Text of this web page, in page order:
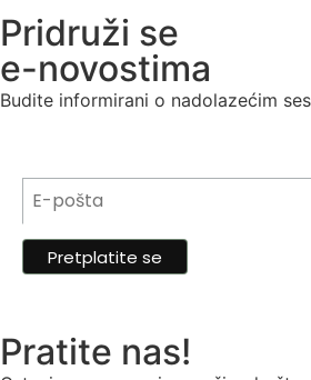
Pridruži se
e-novostima
Budite informirani o nadolazećim
Pratite nas!